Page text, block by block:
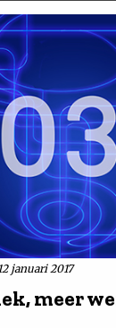
12 januari 2017
meer